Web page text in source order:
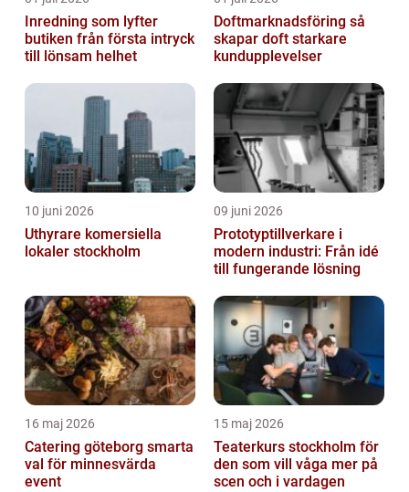
Inredning som lyfter
butiken från första intryck
till lönsam helhet
Doftmarknadsföring så
skapar doft starkare
kundupplevelser
10 juni 2026
Uthyrare komersiella
lokaler stockholm
09 juni 2026
Prototyptillverkare i
modern industri: Från idé
till fungerande lösning
16 maj 2026
Catering göteborg smarta
val för minnesvärda
event
15 maj 2026
Teaterkurs stockholm för
den som vill våga mer på
scen och i vardagen